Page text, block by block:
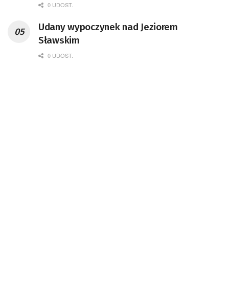
0 UDOST.
Udany wypoczynek nad Jeziorem
Sławskim
0 UDOST.